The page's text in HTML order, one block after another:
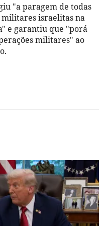
"a paragem de todas
militares israelitas na
e garantiu que "porá
militares" ao